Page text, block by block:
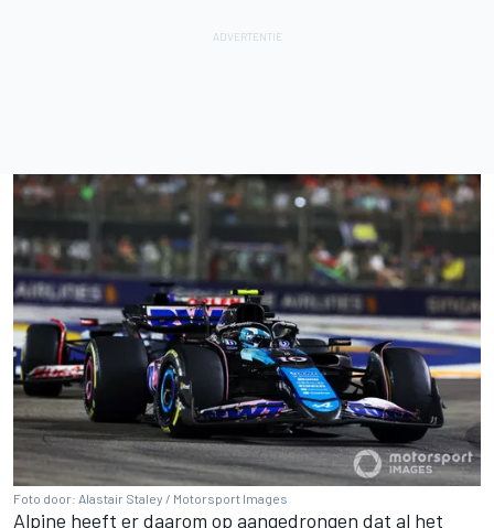
Foto door: Alastair Staley / Motorsport Images
Alpine heeft er daarom op aangedrongen dat al het